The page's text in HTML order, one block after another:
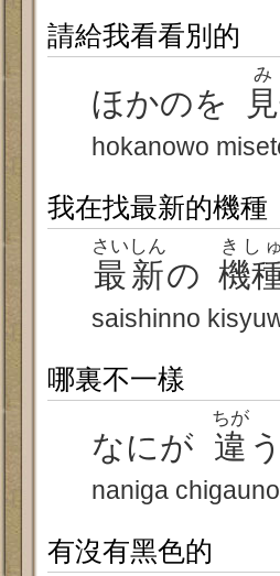
請給我看看別的
ほかのを 見
み
hokanowo
我在找最新的機種
最新
さいしん
の 機
きしゅ
saishinno
哪裏不一樣
なにが 違
ちが
naniga
有沒有黑色的